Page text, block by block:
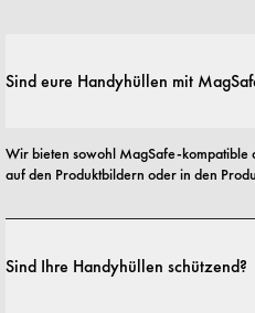
Sind eure Handyhüllen mit
Wir bieten sowohl MagSafe-kompatible
auf den Produktbildern oder in den
Sind Ihre Handyhüllen schützend?